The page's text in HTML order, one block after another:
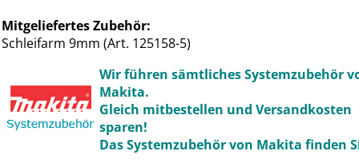
Mitgeliefertes Zubehör:
Schleifarm 9mm (Art. 125158-5)
Wir führen sämtliches Systemzubehör
Makita.
Gleich mitbestellen und Versandkosten
sparen!
Das Systemzubehör von Makita finden